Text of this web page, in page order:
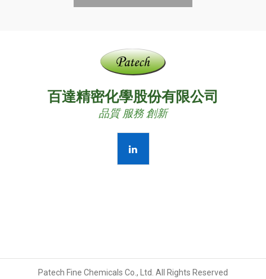
百達精密化學股份有限公司
品質 服務 創新
Patech Fine Chemicals Co., Ltd. All Rights Reserved